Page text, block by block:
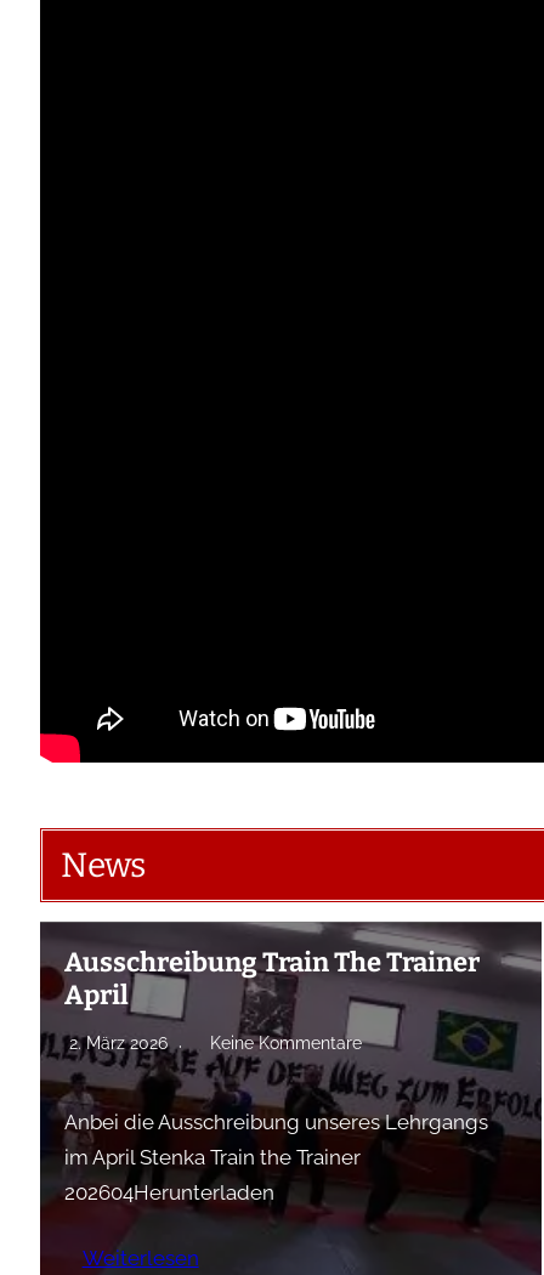
News
Ausschreibung Train The Trainer
April
2. März 2026 Keine Kommentare
Anbei die Ausschreibung unseres Lehrgangs
im April Stenka Train the Trainer
202604Herunterladen
Weiterlesen